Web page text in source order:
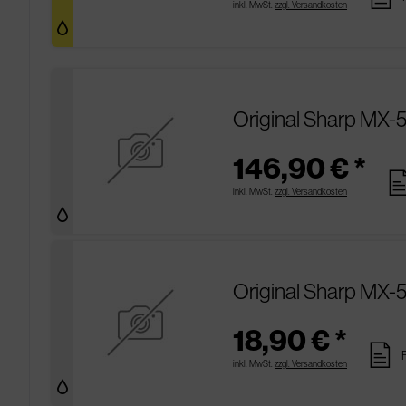
inkl. MwSt. zzgl. Versandkosten
Original Sharp MX-
146,90 € *
inkl. MwSt. zzgl. Versandkosten
Original Sharp
18,90 € *
inkl. MwSt. zzgl. Versandkosten pages